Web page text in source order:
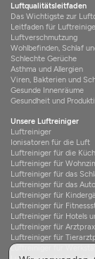
Luftqualitätsleitfaden
Das Wichtigste zur
Leitfaden für
Luftverschmutzung
Wohlbefinden, Schlaf
Schlechte Gerüche
Asthma und Allergien
Viren, Bakterien und
Gesunde Innenräume
Gesundheit und
Unsere Luftreiniger
Luftreiniger
Ionisatoren für die Luft
Luftreiniger für die
Luftreiniger für
Luftreiniger für das
Luftreiniger für das Auto
Luftreiniger für
Luftreiniger für
Luftreiniger für Hotels
Luftreiniger für
Luftreiniger für
Luftreiniger für